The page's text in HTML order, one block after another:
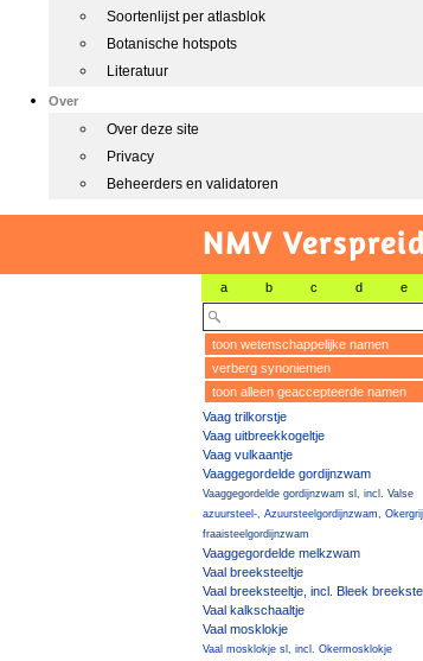
Soortenlijst per atlasblok
Botanische hotspots
Literatuur
Over
Over deze site
Privacy
Beheerders en validatoren
NMV
a b c d e
toon wetenschappelijke namen
verberg synoniemen
toon alleen geaccepteerde namen
Vaag trilkorstje
Vaag uitbreekkogeltje
Vaag vulkaantje
Vaaggegordelde gordijnzwam
Vaaggegordelde gordijnzwam sl, incl. Valse
azuursteel-, Azuursteelgordijnzwam,
fraaisteelgordijnzwam
Vaaggegordelde melkzwam
Vaal breeksteeltje
Vaal breeksteeltje, incl. Bleek
Vaal kalkschaaltje
Vaal mosklokje
Vaal mosklokje sl, incl. Okermosklokje